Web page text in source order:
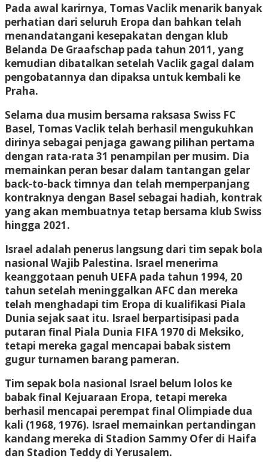
Pada awal karirnya, Tomas Vaclik menarik banyak
perhatian dari seluruh Eropa dan bahkan telah
menandatangani kesepakatan dengan klub
Belanda De Graafschap pada tahun 2011, yang
kemudian dibatalkan setelah Vaclik gagal dalam
pengobatannya dan dipaksa untuk kembali ke
Praha.
Selama dua musim bersama raksasa Swiss FC
Basel, Tomas Vaclik telah berhasil mengukuhkan
dirinya sebagai penjaga gawang pilihan pertama
dengan rata-rata 31 penampilan per musim. Dia
memainkan peran besar dalam tantangan gelar
back-to-back timnya dan telah memperpanjang
kontraknya dengan Basel sebagai hadiah, kontrak
yang akan membuatnya tetap bersama klub Swiss
hingga 2021.
Israel adalah penerus langsung dari tim sepak bola
nasional Wajib Palestina. Israel menerima
keanggotaan penuh UEFA pada tahun 1994, 20
tahun setelah meninggalkan AFC dan mereka
telah menghadapi tim Eropa di kualifikasi Piala
Dunia sejak saat itu. Israel berpartisipasi pada
putaran final Piala Dunia FIFA 1970 di Meksiko,
tetapi mereka gagal mencapai babak sistem
gugur turnamen barang pameran.
Tim sepak bola nasional Israel belum lolos ke
babak final Kejuaraan Eropa, tetapi mereka
berhasil mencapai perempat final Olimpiade dua
kali (1968, 1976). Israel memainkan pertandingan
kandang mereka di Stadion Sammy Ofer di Haifa
dan Stadion Teddy di Yerusalem.